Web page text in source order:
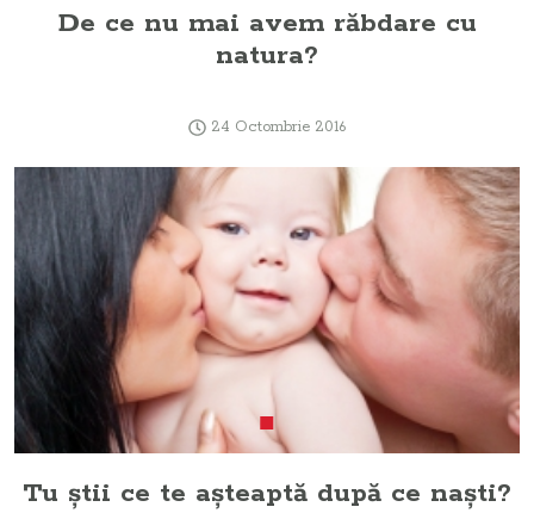
De ce nu mai avem răbdare cu
natura?
24 Octombrie 2016
Tu ştii ce te aşteaptă după ce naşti?